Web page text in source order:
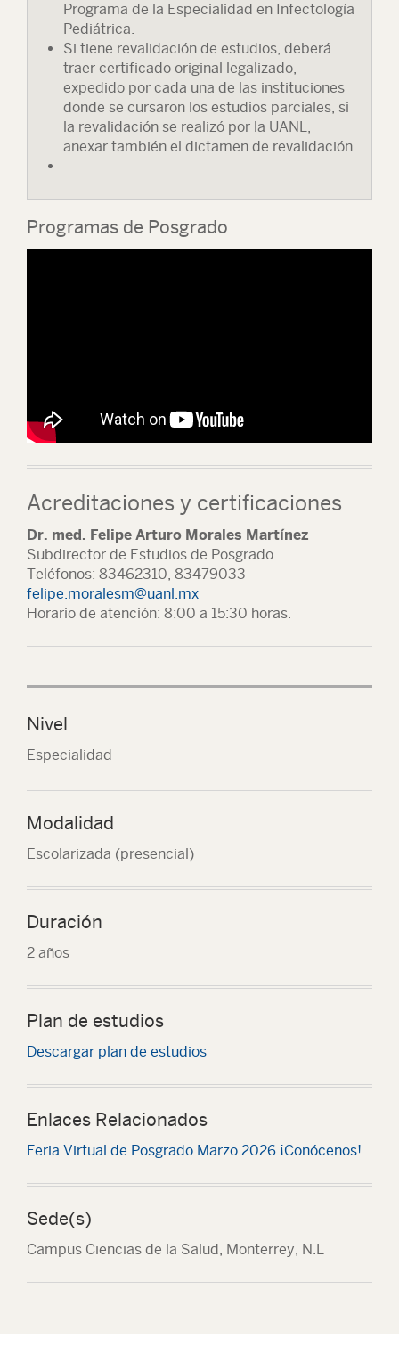
Programa de la Especialidad en Infectología
Pediátrica.
Si tiene revalidación de estudios, deberá
traer certificado original legalizado,
expedido por cada una de las instituciones
donde se cursaron los estudios parciales, si
la revalidación se realizó por la UANL,
anexar también el dictamen de revalidación.
Programas de Posgrado
Acreditaciones y certificaciones
Dr. med. Felipe Arturo Morales Martínez
Subdirector de Estudios de Posgrado
Teléfonos: 83462310, 83479033
felipe.moralesm@uanl.mx
Horario de atención: 8:00 a 15:30 horas.
Nivel
Especialidad
Modalidad
Escolarizada (presencial)
Duración
2 años
Plan de estudios
Descargar plan de estudios
Enlaces Relacionados
Feria Virtual de Posgrado Marzo 2026 ¡Conócenos!
Sede(s)
Campus Ciencias de la Salud, Monterrey, N.L